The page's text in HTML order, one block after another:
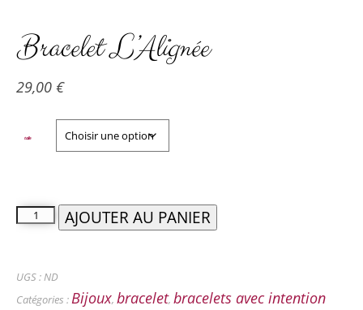
Bracelet L’Alignée
29,00 €
taille
AJOUTER AU PANIER
UGS :ND
Catégories :Bijoux, bracelet, bracelets avec intention